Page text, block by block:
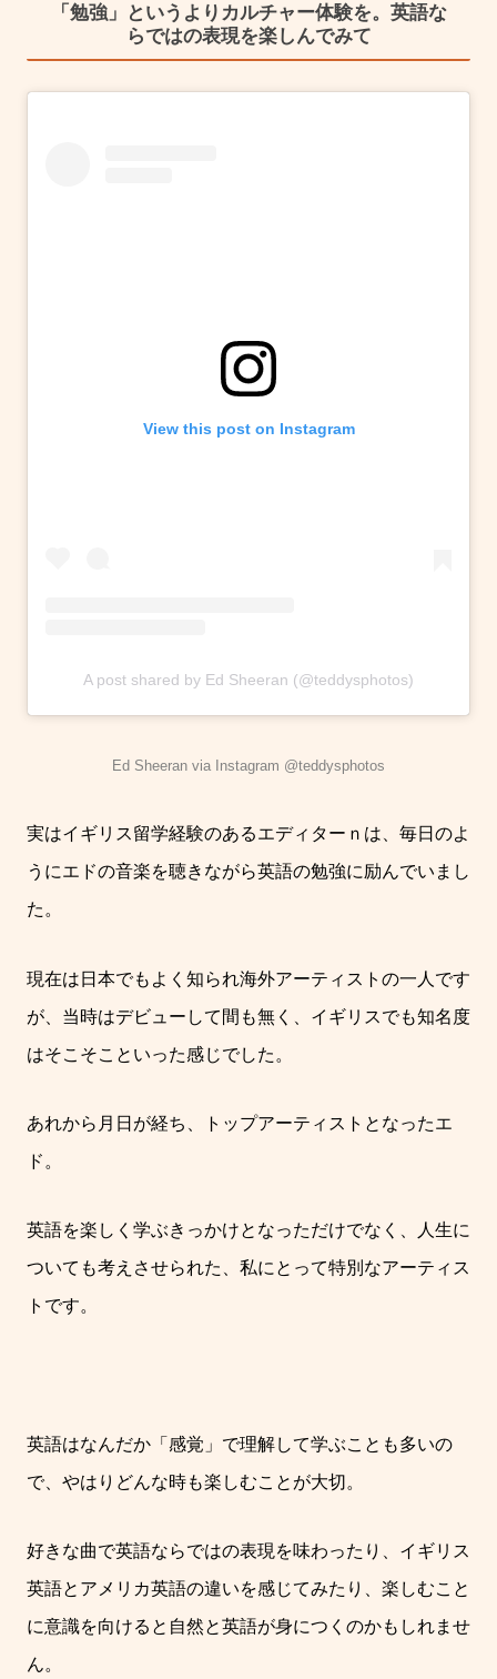
「勉強」というよりカルチャー体験を。英語な
らではの表現を楽しんでみて
View this post on Instagram
A post shared by Ed Sheeran (@teddysphotos)
Ed Sheeran via Instagram @teddysphotos
実はイギリス留学経験のあるエディターｎは、毎日のよ
うにエドの音楽を聴きながら英語の勉強に励んでいまし
た。
現在は日本でもよく知られ海外アーティストの一人です
が、当時はデビューして間も無く、イギリスでも知名度
はそこそこといった感じでした。
あれから月日が経ち、トップアーティストとなったエ
ド。
英語を楽しく学ぶきっかけとなっただけでなく、人生に
ついても考えさせられた、私にとって特別なアーティス
トです。
英語はなんだか「感覚」で理解して学ぶことも多いの
で、やはりどんな時も楽しむことが大切。
好きな曲で英語ならではの表現を味わったり、イギリス
英語とアメリカ英語の違いを感じてみたり、楽しむこと
に意識を向けると自然と英語が身につくのかもしれませ
ん。